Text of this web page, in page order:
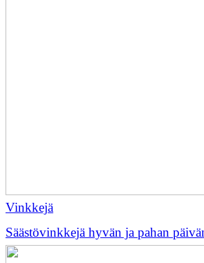
Vinkkejä
Säästövinkkejä hyvän ja pahan